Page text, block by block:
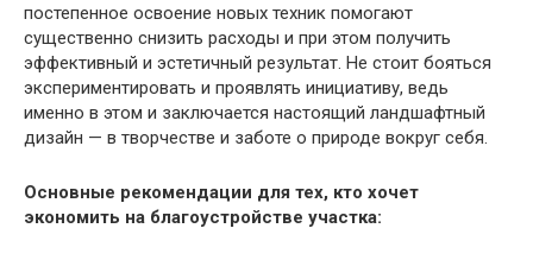
постепенное освоение новых техник помогают
существенно снизить расходы и при этом получить
эффективный и эстетичный результат. Не стоит бояться
экспериментировать и проявлять инициативу, ведь
именно в этом и заключается настоящий ландшафтный
дизайн — в творчестве и заботе о природе вокруг себя.
Основные рекомендации для тех, кто хочет
экономить на благоустройстве участка: